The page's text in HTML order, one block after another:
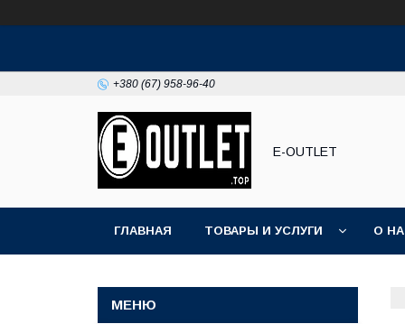
+380 (67) 958-96-40
E-OUTLET
ГЛАВНАЯ ТОВАРЫ И УСЛУГИ О